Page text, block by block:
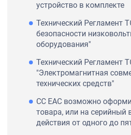
устройство в комплекте
Технический Регламент
безопасности
оборудования"
Технический Регламент
"Электромагнитная
технических средств"
СС ЕАС возможно
товара, или на серийный
действия от одного до